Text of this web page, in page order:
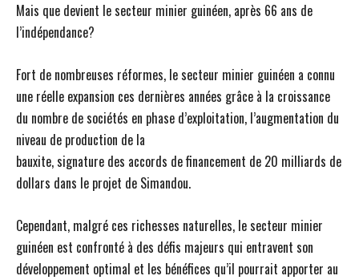
Mais que devient le secteur minier guinéen, après 66 ans de
l’indépendance?
Fort de nombreuses réformes, le secteur minier guinéen a connu
une réelle expansion ces dernières années grâce à la croissance
du nombre de sociétés en phase d’exploitation, l’augmentation du
niveau de production de la
bauxite, signature des accords de financement de 20 milliards de
dollars dans le projet de Simandou.
Cependant, malgré ces richesses naturelles, le secteur minier
guinéen est confronté à des défis majeurs qui entravent son
développement optimal et les bénéfices qu’il pourrait apporter au